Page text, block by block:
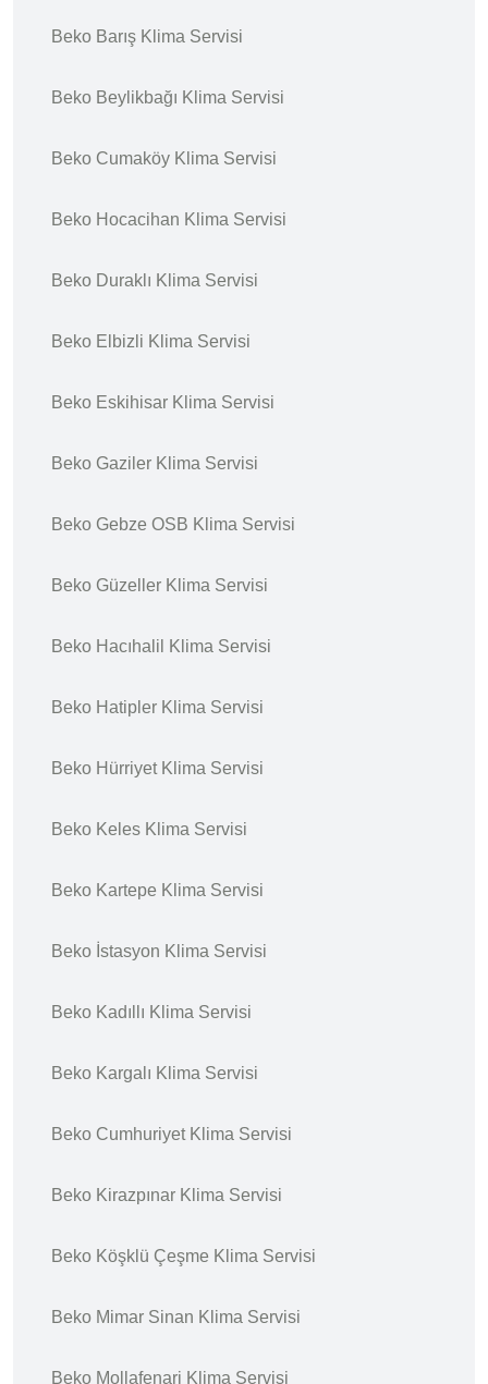
Beko Barış Klima Servisi
Beko Beylikbağı Klima Servisi
Beko Cumaköy Klima Servisi
Beko Hocacihan Klima Servisi
Beko Duraklı Klima Servisi
Beko Elbizli Klima Servisi
Beko Eskihisar Klima Servisi
Beko Gaziler Klima Servisi
Beko Gebze OSB Klima Servisi
Beko Güzeller Klima Servisi
Beko Hacıhalil Klima Servisi
Beko Hatipler Klima Servisi
Beko Hürriyet Klima Servisi
Beko Keles Klima Servisi
Beko Kartepe Klima Servisi
Beko İstasyon Klima Servisi
Beko Kadıllı Klima Servisi
Beko Kargalı Klima Servisi
Beko Cumhuriyet Klima Servisi
Beko Kirazpınar Klima Servisi
Beko Köşklü Çeşme Klima Servisi
Beko Mimar Sinan Klima Servisi
Beko Mollafenari Klima Servisi